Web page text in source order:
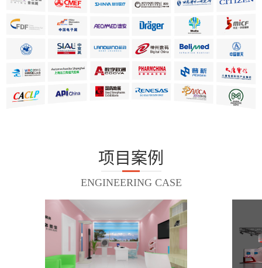
项目案例
ENGINEERING CASE